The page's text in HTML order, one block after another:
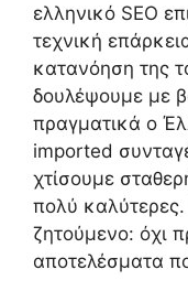
ελληνικό SEO
τεχνική
κατανόηση της
δουλέψουμε με
πραγματικά ο
imported
χτίσουμε
πολύ καλύτερες.
ζητούμενο: όχι
αποτελέσματα